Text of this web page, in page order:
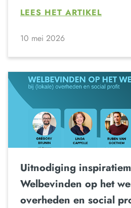
LEES HET ARTIKEL
10 mei 2026
Uitnodiging
Welbevinden op het
overheden en social